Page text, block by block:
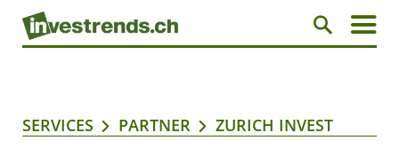
SERVICES PARTNER ZURICH INVEST